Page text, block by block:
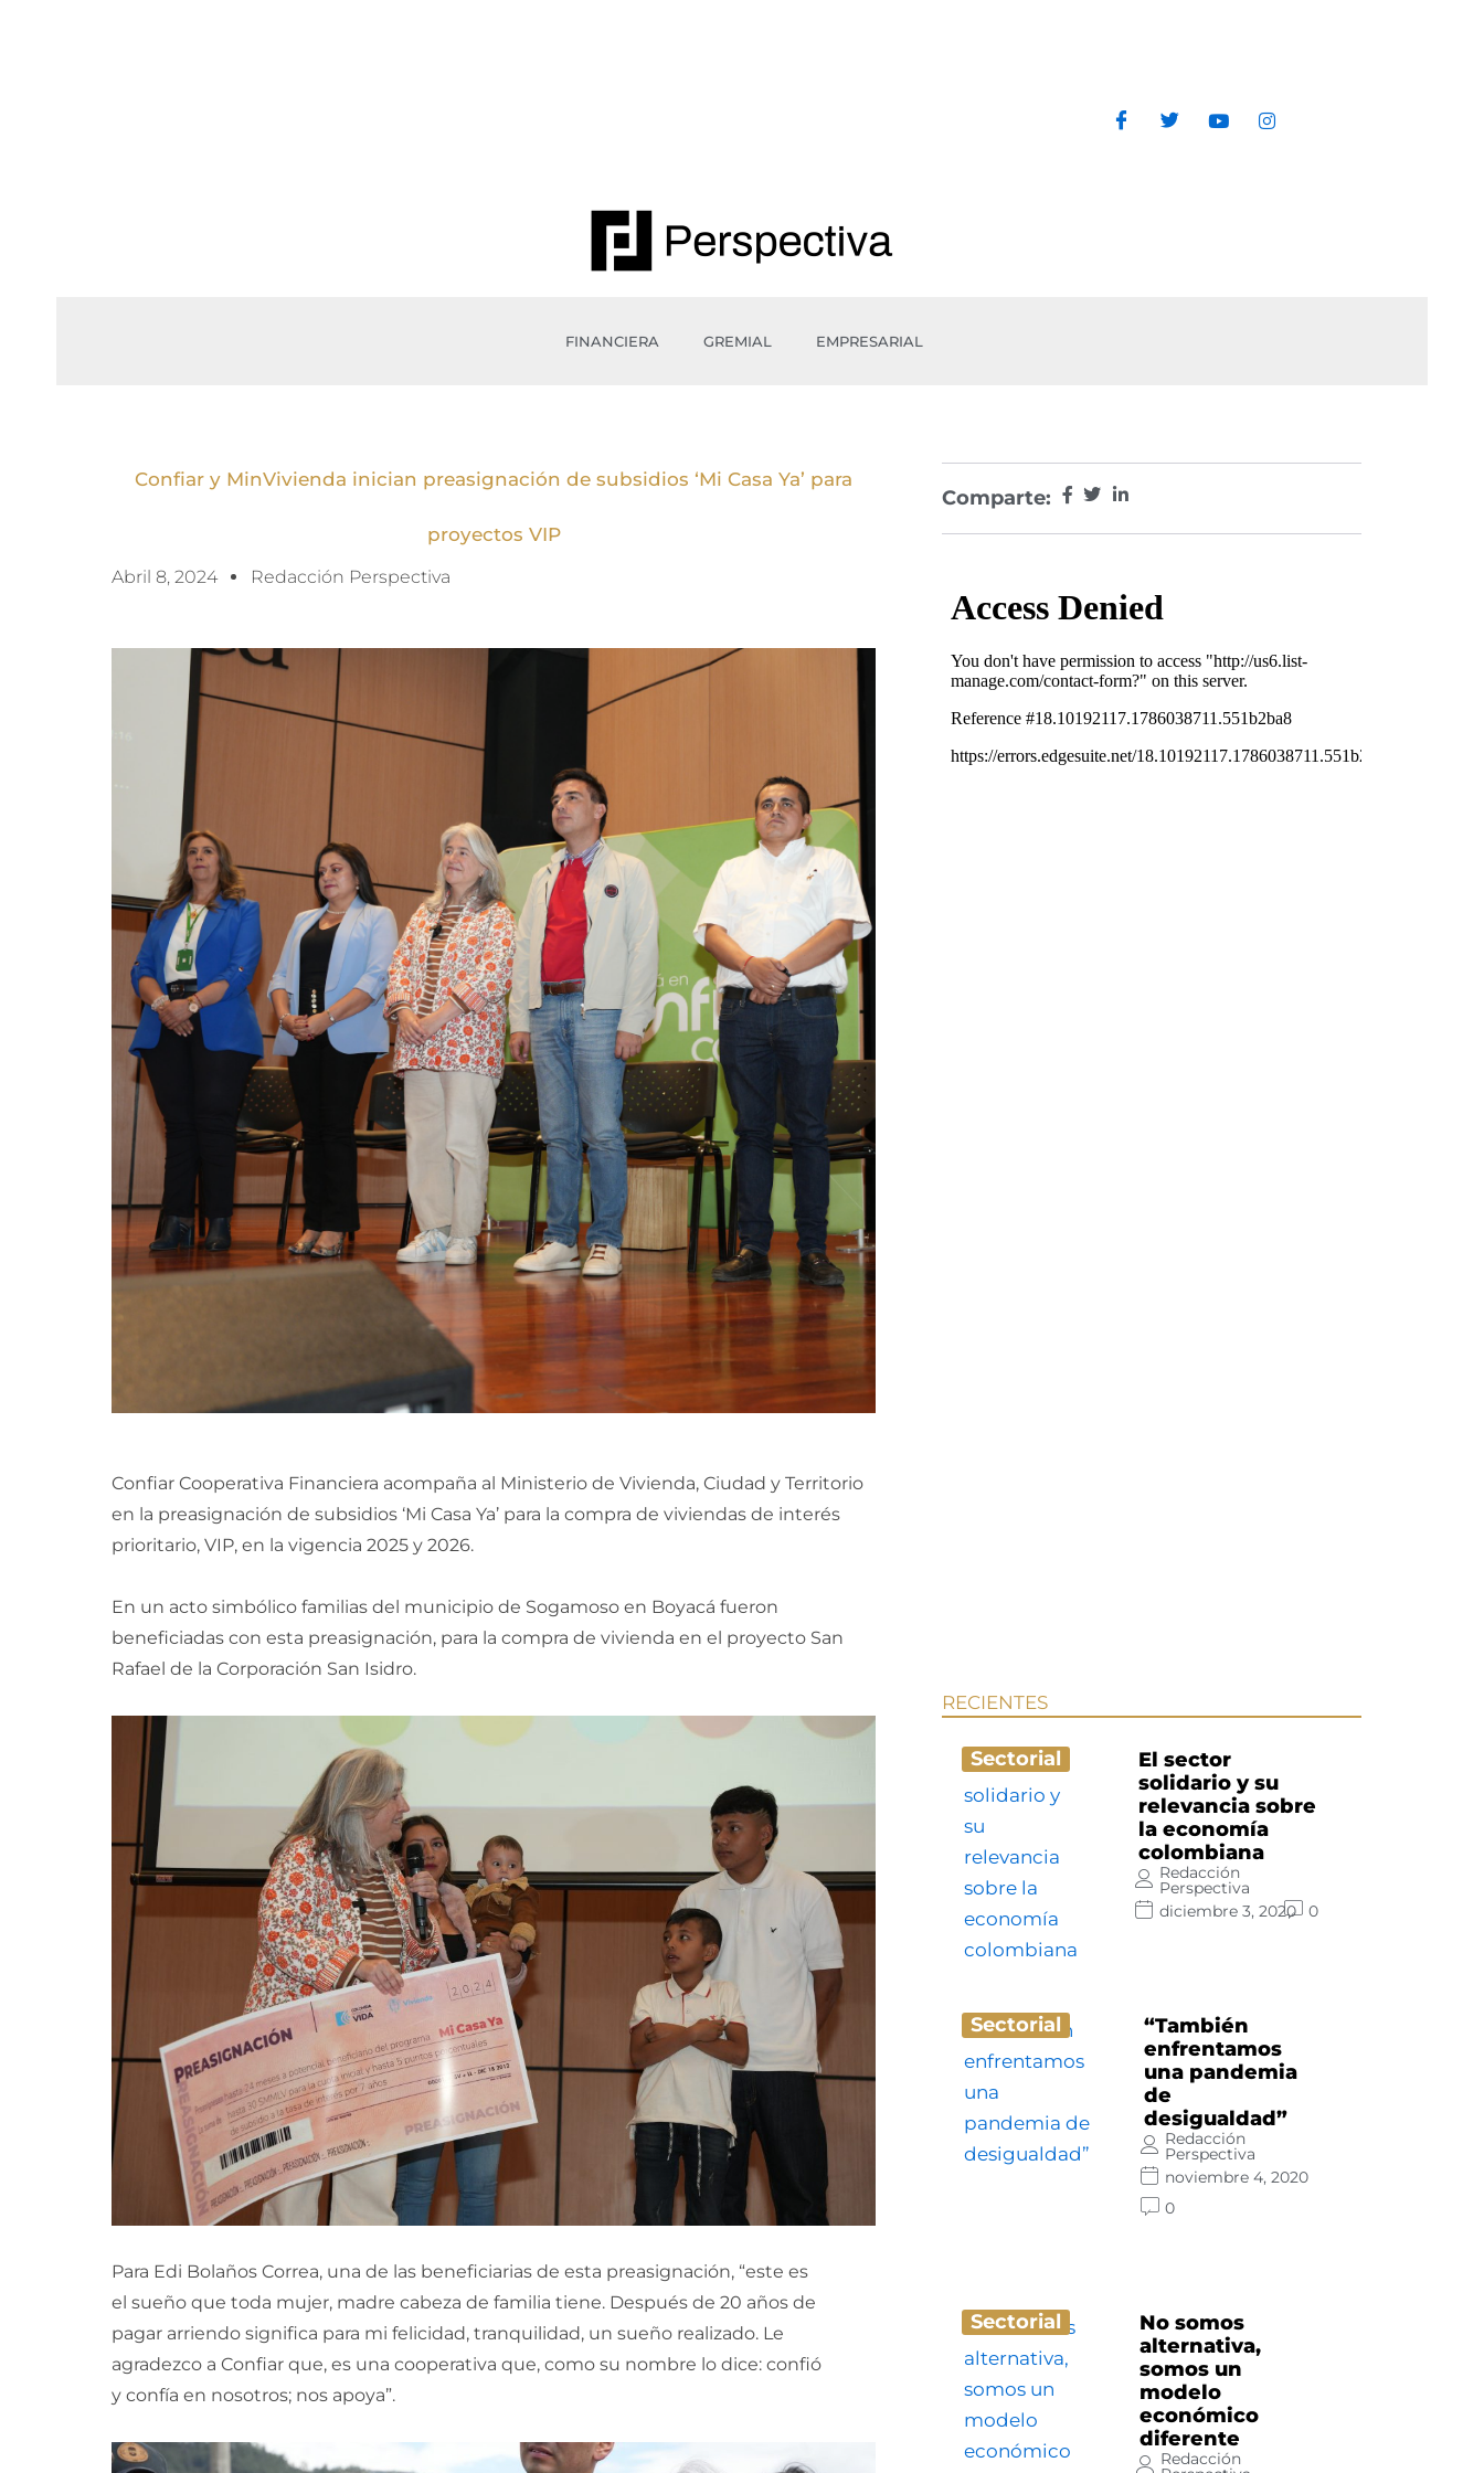
FINANCIERA GREMIAL EMPRESARIAL
Confiar y MinVivienda inician preasignación de subsidios ‘Mi Casa Ya’ para
proyectos VIP
Abril 8, 2024 Redacción Perspectiva
Confiar Cooperativa Financiera acompaña al Ministerio de Vivienda, Ciudad y Territorio
en la preasignación de subsidios ‘Mi Casa Ya’ para la compra de viviendas de interés
prioritario, VIP, en la vigencia 2025 y 2026.
En un acto simbólico familias del municipio de Sogamoso en Boyacá fueron
beneficiadas con esta preasignación, para la compra de vivienda en el proyecto San
Rafael de la Corporación San Isidro.
Para Edi Bolaños Correa, una de las beneficiarias de esta preasignación, “este es
el sueño que toda mujer, madre cabeza de familia tiene. Después de 20 años de
pagar arriendo significa para mi felicidad, tranquilidad, un sueño realizado. Le
agradezco a Confiar que, es una cooperativa que, como su nombre lo dice: confió
y confía en nosotros; nos apoya”.
Comparte:
RECIENTES
Sectorial
El sector
solidario y su
relevancia sobre
la economía
colombiana
Redacción
Perspectiva
diciembre 3, 2020
0
Sectorial
“También
enfrentamos
una pandemia
de
desigualdad”
Redacción
Perspectiva
noviembre 4, 2020
0
Sectorial
No somos
alternativa,
somos un
modelo
económico
diferente
Redacción